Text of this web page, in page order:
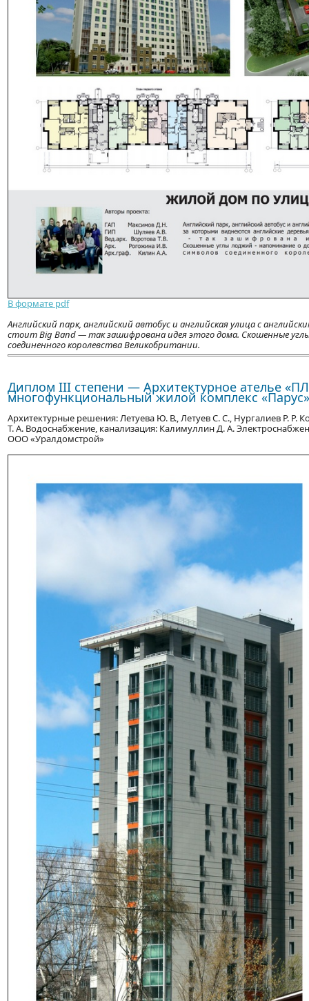
В формате pdf
Английский парк, английский автобус и английская улица с
стоит Big Band — так зашифрована идея этого дома. Скошенные
соединенного королевства Великобритании.
Диплом ІІІ степени — Архитектурное ателье
многофункциональный жилой комплекс
Архитектурные решения: Летуева Ю. В., Летуев С. С., Нургалиев Р.
Т. А. Водоснабжение, канализация: Калимуллин Д. А.
ООО «Уралдомстрой»